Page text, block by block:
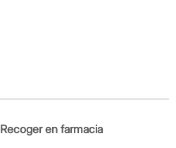
Recoger en farmacia